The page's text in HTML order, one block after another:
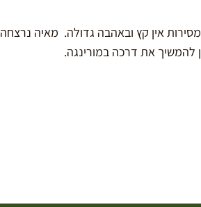
אין קץ ובאהבה גדולה. מאיה נרצחה